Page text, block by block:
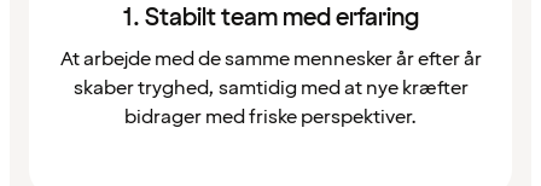
1. Stabilt team med erfaring
At arbejde med de samme mennesker år efter år
skaber tryghed, samtidig med at nye kræfter
bidrager med friske perspektiver.